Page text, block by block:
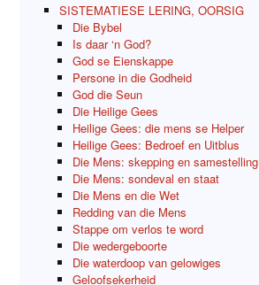
SISTEMATIESE LERING, OORSIG
Die Bybel
Is daar ‘n God?
God se Eienskappe
Persone in die Godheid
God die Seun
Die Heilige Gees
Heilige Gees: die mens se Helper
Heilige Gees: Bedroef en Uitblus
Die Mens: skepping en samestelling
Die Mens: sondeval en staat
Die Mens en die Wet
Redding van die Mens
Stappe om verlos te word
Die wedergeboorte
Die waterdoop van gelowiges
Geloofsekerheid